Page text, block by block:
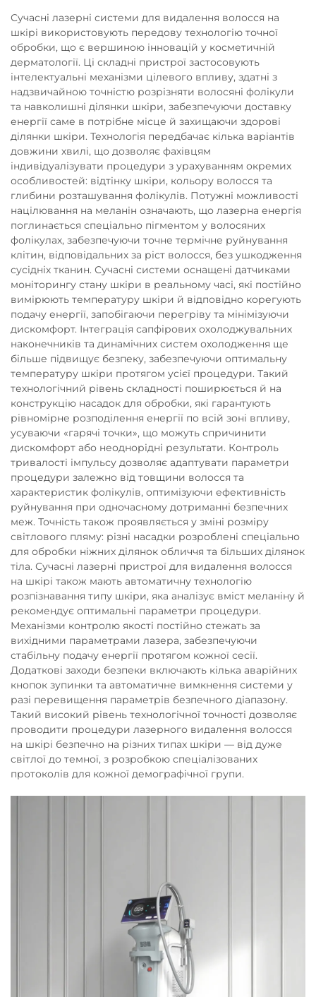
Сучасні лазерні системи для видалення волосся на
шкірі використовують передову технологію точної
обробки, що є вершиною інновацій у косметичній
дерматології. Ці складні пристрої застосовують
інтелектуальні механізми цілевого впливу, здатні з
надзвичайною точністю розрізняти волосяні фолікули
та навколишні ділянки шкіри, забезпечуючи доставку
енергії саме в потрібне місце й захищаючи здорові
ділянки шкіри. Технологія передбачає кілька варіантів
довжини хвилі, що дозволяє фахівцям
індивідуалізувати процедури з урахуванням окремих
особливостей: відтінку шкіри, кольору волосся та
глибини розташування фолікулів. Потужні можливості
націлювання на меланін означають, що лазерна енергія
поглинається спеціально пігментом у волосяних
фолікулах, забезпечуючи точне термічне руйнування
клітин, відповідальних за ріст волосся, без ушкодження
сусідніх тканин. Сучасні системи оснащені датчиками
моніторингу стану шкіри в реальному часі, які постійно
вимірюють температуру шкіри й відповідно корегують
подачу енергії, запобігаючи перегріву та мінімізуючи
дискомфорт. Інтеграція сапфірових охолоджувальних
наконечників та динамічних систем охолодження ще
більше підвищує безпеку, забезпечуючи оптимальну
температуру шкіри протягом усієї процедури. Такий
технологічний рівень складності поширюється й на
конструкцію насадок для обробки, які гарантують
рівномірне розподілення енергії по всій зоні впливу,
усуваючи «гарячі точки», що можуть спричинити
дискомфорт або неоднорідні результати. Контроль
тривалості імпульсу дозволяє адаптувати параметри
процедури залежно від товщини волосся та
характеристик фолікулів, оптимізуючи ефективність
руйнування при одночасному дотриманні безпечних
меж. Точність також проявляється у зміні розміру
світлового пляму: різні насадки розроблені спеціально
для обробки ніжних ділянок обличчя та більших ділянок
тіла. Сучасні лазерні пристрої для видалення волосся
на шкірі також мають автоматичну технологію
розпізнавання типу шкіри, яка аналізує вміст меланіну й
рекомендує оптимальні параметри процедури.
Механізми контролю якості постійно стежать за
вихідними параметрами лазера, забезпечуючи
стабільну подачу енергії протягом кожної сесії.
Додаткові заходи безпеки включають кілька аварійних
кнопок зупинки та автоматичне вимкнення системи у
разі перевищення параметрів безпечного діапазону.
Такий високий рівень технологічної точності дозволяє
проводити процедури лазерного видалення волосся
на шкірі безпечно на різних типах шкіри — від дуже
світлої до темної, з розробкою спеціалізованих
протоколів для кожної демографічної групи.